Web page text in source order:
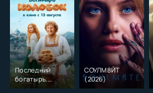
Последний
богатырь.
Колобок (2026)
СОУЛМ8ЙТ
(2026)